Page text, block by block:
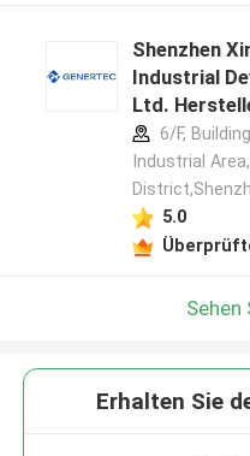
Shenzhen
Industrial
Ltd.
6/F,
Industrial
5.0
Sehen
Erhalten Sie